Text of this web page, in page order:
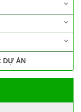
DỰ ÁN